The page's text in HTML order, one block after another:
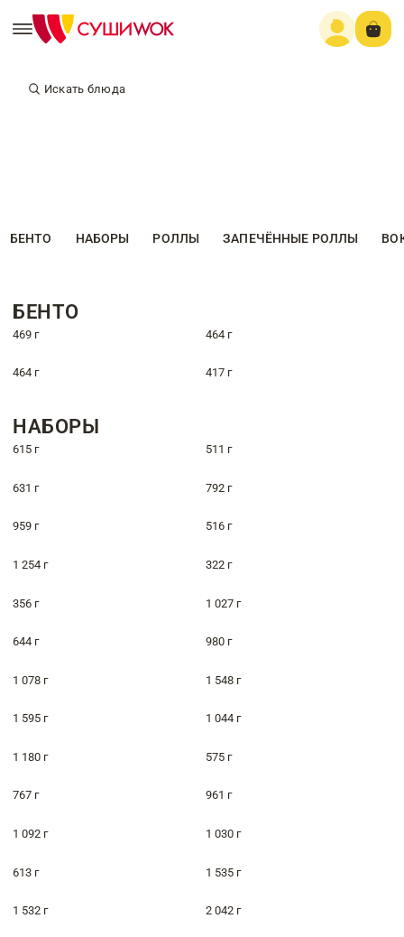
Искать блюда
БЕНТО НАБОРЫ РОЛЛЫ ЗАПЕЧЁННЫЕ РОЛЛЫ
БЕНТО
469 г 464 г
464 г 417 г
НАБОРЫ
615 г 511 г
631 г 792 г
959 г 516 г
1 254 г 322 г
356 г 1 027 г
644 г 980 г
1 078 г 1 548 г
1 595 г 1 044 г
1 180 г 575 г
767 г 961 г
1 092 г 1 030 г
613 г 1 535 г
1 532 г 2 042 г